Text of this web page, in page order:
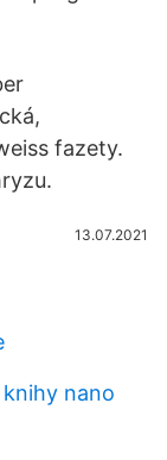
fazety.
13.07.2021
nano